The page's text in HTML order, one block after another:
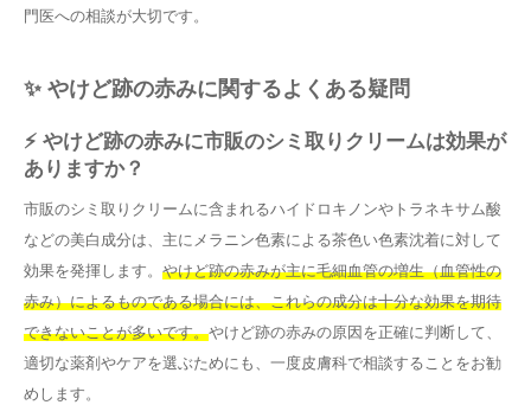
門医への相談が大切です。
✨ やけど跡の赤みに関するよくある疑問
⚡ やけど跡の赤みに市販のシミ取りクリームは効果が
ありますか？
市販のシミ取りクリームに含まれるハイドロキノンやトラネキサム酸
などの美白成分は、主にメラニン色素による茶色い色素沈着に対して
効果を発揮します。 やけど跡の赤みが主に毛細血管の増生（血管性の
赤み）によるものである場合には、これらの成分は十分な効果を期待
できないことが多いです。やけど跡の赤みの原因を正確に判断して、
適切な薬剤やケアを選ぶためにも、一度皮膚科で相談することをお勧
めします。